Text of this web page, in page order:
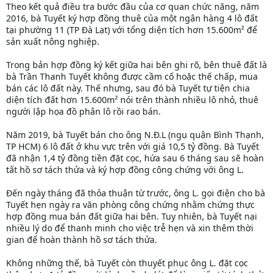
Theo kết quả điều tra bước đầu của cơ quan chức năng, năm
2016, bà Tuyết ký hợp đồng thuê của một ngân hàng 4 lô đất
tại phường 11 (TP Đà Lạt) với tổng diện tích hơn 15.600m² để
sản xuất nông nghiệp.
Trong bản hợp đồng ký kết giữa hai bên ghi rõ, bên thuê đất là
bà Trần Thanh Tuyết không được cầm cố hoặc thế chấp, mua
bán các lô đất này. Thế nhưng, sau đó bà Tuyết tự tiện chia
diện tích đất hơn 15.600m² nói trên thành nhiều lô nhỏ, thuê
người lập họa đồ phân lô rồi rao bán.
Năm 2019, bà Tuyết bán cho ông N.Đ.L (ngụ quận Bình Thạnh,
TP HCM) 6 lô đất ở khu vực trên với giá 10,5 tỷ đồng. Bà Tuyết
đã nhận 1,4 tỷ đồng tiền đặt cọc, hứa sau 6 tháng sau sẽ hoàn
tất hồ sơ tách thửa và ký hợp đồng công chứng với ông L.
Đến ngày tháng đã thỏa thuận từ trước, ông L. gọi điện cho bà
Tuyết hẹn ngày ra văn phòng công chứng nhằm chứng thực
hợp đồng mua bán đất giữa hai bên. Tuy nhiên, bà Tuyết nại
nhiều lý do để thanh minh cho việc trễ hẹn và xin thêm thời
gian để hoàn thành hồ sơ tách thửa.
Không những thế, bà Tuyết còn thuyết phục ông L. đặt cọc